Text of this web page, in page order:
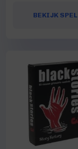
BEKIJK SPEL